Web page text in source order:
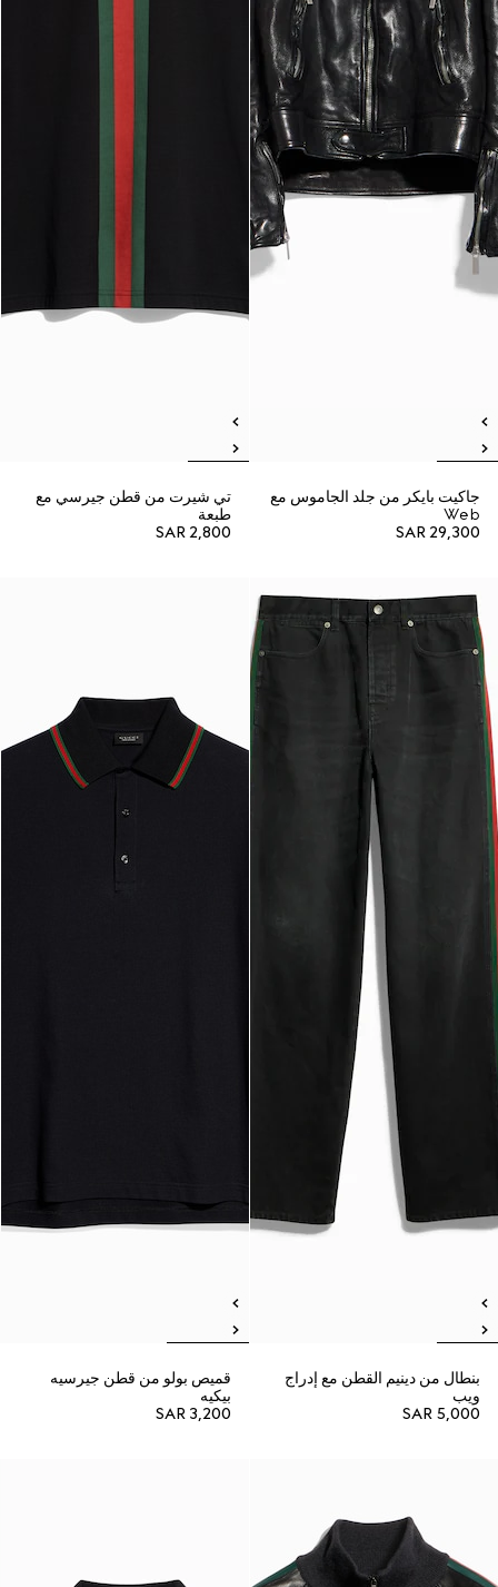
جاكيت بايكر من جلد الجاموس مع
Web
SAR 29,300
تي شيرت من قطن جيرسي مع
طبعة
SAR 2,800
بنطال من دينيم القطن مع إدراج
ويب
SAR 5,000
قميص بولو من قطن جيرسيه
بيكيه
SAR 3,200